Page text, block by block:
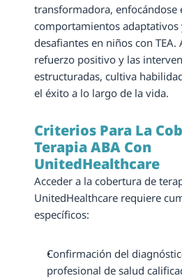
transformadora, enfocándose
comportamientos adaptativos
desafiantes en niños con TEA.
refuerzo positivo y las
estructuradas, cultiva
el éxito a lo largo de la vida.
Criterios Para La
Terapia ABA Con
UnitedHealthcare
Acceder a la cobertura de
UnitedHealthcare requiere
específicos:
Confirmación del
profesional de salud